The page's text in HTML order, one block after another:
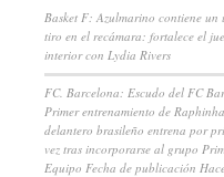
Basket F: Azulmarino contiene un
tiro en el recámara: fortalece el
interior con Lydia Rivers
FC. Barcelona: Escudo del FC
Primer entrenamiento de
delantero brasileño entrena por
vez tras incorporarse al grupo
Equipo Fecha de publicación